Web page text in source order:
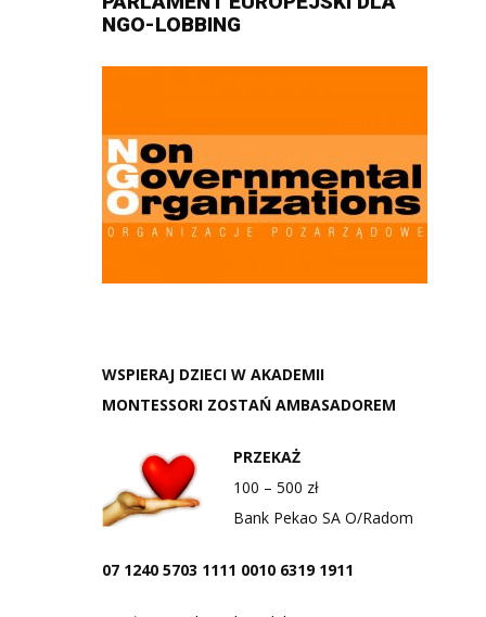
NGO-LOBBING
WSPIERAJ DZIECI W AKADEMII
MONTESSORI ZOSTAŃ AMBASADOREM
PRZEKAŻ
100 – 500 zł
Bank Pekao SA O/Radom
07 1240 5703 1111 0010 6319 1911